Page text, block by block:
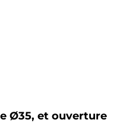
Ø35, et ouverture